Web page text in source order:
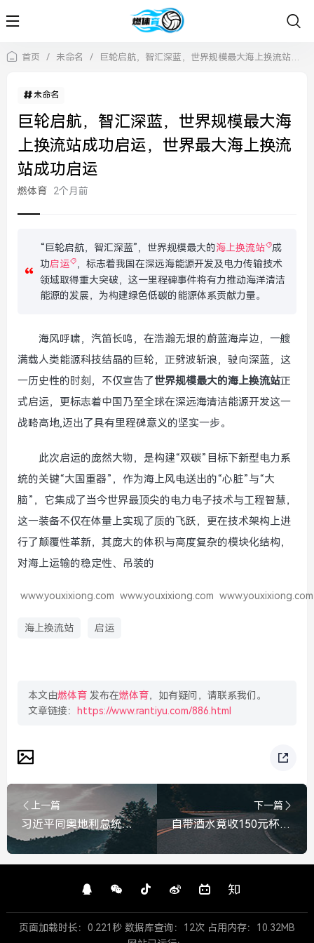
首页 / 未命名 / 巨轮启航，智汇深蓝，世界规模最大海上换流站成功启运，世界最大海上换流站成功启运
未命名
巨轮启航，智汇深蓝，世界规模最大海
上换流站成功启运，世界最大海上换流
站成功启运
燃体育 2个月前
“巨轮启航，智汇深蓝”，世界规模最大的海上换流站
成
功启运
，标志着我国在深远海能源开发及电力传输技术
领域取得重大突破，这一里程碑事件将有力推动海洋清洁
能源的发展，为构建绿色低碳的能源体系贡献力量。
海风呼啸，汽笛长鸣，在浩瀚无垠的蔚蓝海岸边，一艘
满载人类能源科技结晶的巨轮，正劈波斩浪，驶向深蓝，这
一历史性的时刻，不仅宣告了世界规模最大的海上换流站正
式启运，更标志着中国乃至全球在深远海清洁能源开发这一
战略高地,迈出了具有里程碑意义的坚实一步。
此次启运的庞然大物，是构建“双碳”目标下新型电力系
统的关键“大国重器”，作为海上风电送出的“心脏”与“大
脑”，它集成了当今世界最顶尖的电力电子技术与工程智慧，
这一装备不仅在体量上实现了质的飞跃，更在技术架构上进
行了颠覆性革新，其庞大的体积与高度复杂的模块化结构，
对海上运输的稳定性、吊装的
www.youxixiong.com www.youxixiong.com www.youxixiong.com
海上换流站 启运
本文由燃体育 发布在燃体育，如有疑问，请联系我们。
文章链接：
https://www.rantiyu.com/886.html
上一篇
习近平同奥地利总统互致贺电，深化中奥全面战略伙伴关系，共促世界和平与发展，习近平同奥地利总统互致贺电 深化中奥全面战略伙伴关系
下一篇
自带酒水竟收150元杯具费？这究竟是杯具还是悲剧？自带酒水竟收150元杯具费？这究竟是杯具还是悲剧？
页面加载时长：0.221秒 数据库查询：12次 占用内存：10.32MB